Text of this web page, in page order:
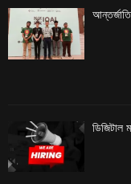
ডিজিটাল